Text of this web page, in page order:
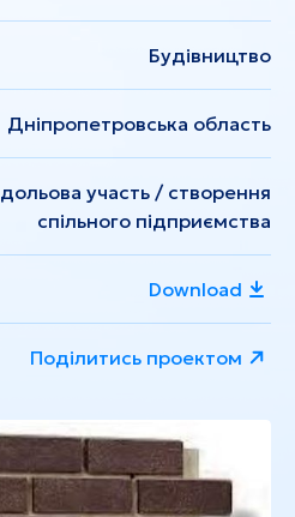
Будівництво
Дніпропетровська область
дольова участь / створення
спільного підприємства
Download
Поділитись проектом